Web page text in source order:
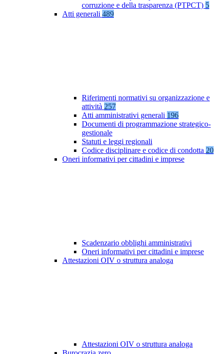
corruzione e della trasparenza (PTPCT) 5
Atti generali 489
Riferimenti normativi su organizzazione e
attività 257
Atti amministrativi generali 196
Documenti di programmazione strategico-
gestionale
Statuti e leggi regionali
Codice disciplinare e codice di condotta 20
Oneri informativi per cittadini e imprese
Scadenzario obblighi amministrativi
Oneri informativi per cittadini e imprese
Attestazioni OIV o struttura analoga
Attestazioni OIV o struttura analoga